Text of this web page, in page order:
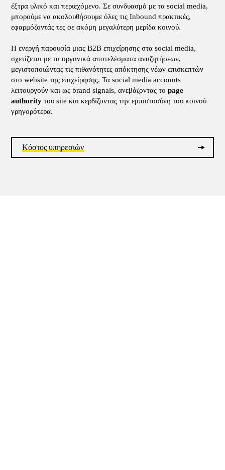
έξτρα υλικό και περιεχόμενο. Σε συνδυασμό με τα social media,
μπορούμε να ακολουθήσουμε όλες τις Inbound πρακτικές,
εφαρμόζοντάς τες σε ακόμη μεγαλύτερη μερίδα κοινού.
Η ενεργή παρουσία μιας B2B επιχείρησης στα social media,
σχετίζεται με τα οργανικά αποτελέσματα αναζητήσεων,
μεγιστοποιώντας τις πιθανότητες απόκτησης νέων επισκεπτών
στο website της επιχείρησης. Τα social media accounts
λειτουργούν και ως brand signals, ανεβάζοντας τοpage
authority του site και κερδίζοντας την εμπιστοσύνη του κοινού
γρηγορότερα.
Κόστος υπηρεσιών